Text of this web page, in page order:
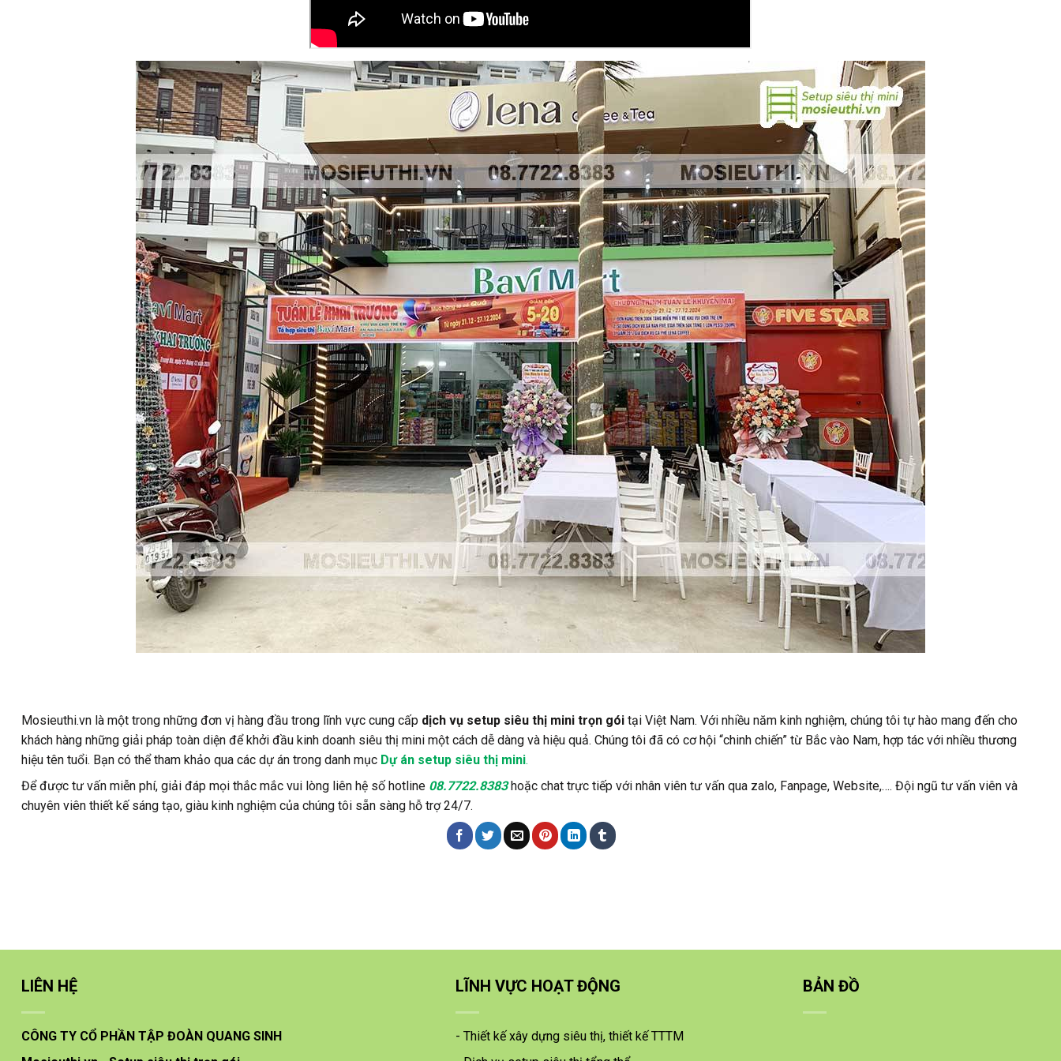
Mosieuthi.vn là một trong những đơn vị hàng đầu trong lĩnh vực cung cấp dịch vụ setup siêu thị mini trọn gói tại Việt Nam. Với nhiều năm kinh nghiệm, chúng tôi tự hào mang đến cho
khách hàng những giải pháp toàn diện để khởi đầu kinh doanh siêu thị mini một cách dễ dàng và hiệu quả. Chúng tôi đã có cơ hội “chinh chiến” từ Bắc vào Nam, hợp tác với nhiều thương
hiệu tên tuổi. Bạn có thể tham khảo qua các dự án trong danh mục Dự án setup siêu thị mini.
Để được tư vấn miễn phí, giải đáp mọi thắc mắc vui lòng liên hệ số hotline 08.7722.8383hoặc chat trực tiếp với nhân viên tư vấn qua zalo, Fanpage, Website,…. Đội ngũ tư vấn viên và
chuyên viên thiết kế sáng tạo, giàu kinh nghiệm của chúng tôi sẵn sàng hỗ trợ 24/7.
LIÊN HỆ
CÔNG TY CỔ PHẦN TẬP ĐOÀN QUANG SINH
LĨNH VỰC HOẠT ĐỘNG
- Thiết kế xây dựng siêu thị, thiết kế TTTM
BẢN ĐỒ